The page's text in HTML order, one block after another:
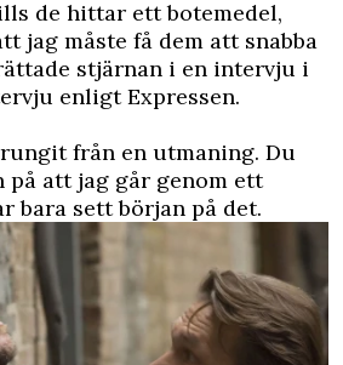
de hittar ett botemedel,
jag måste få dem att snabba
stjärnan i en intervju i
enligtExpressen.
från en utmaning. Du
på att jag går genom ett
bara sett början på det.